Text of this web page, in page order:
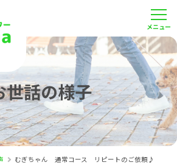
世話の様子
むぎちゃん 通常コース リピートのご依頼♪